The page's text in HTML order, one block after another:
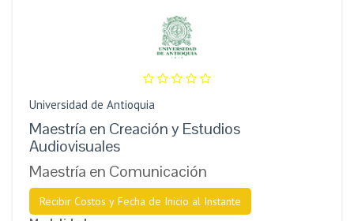
Universidad de Antioquia
Maestría en Creación y Estudios
Audiovisuales
Maestría en Comunicación
Recibir Costos y Fecha de Inicio al Instante